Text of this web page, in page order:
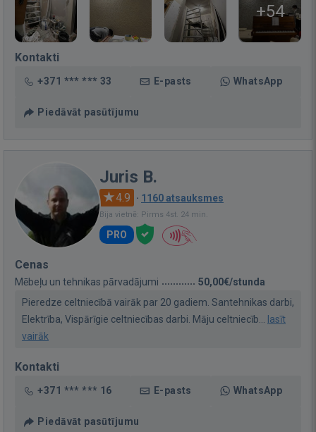
+54
Kontakti
+371 *** *** 33 E-pasts WhatsApp
Piedāvāt pasūtījumu
Juris B.
4.9 · 1160 atsauksmes
Bija vietnē: Pirms 4st. 24 min.
PRO
Cenas
Mēbeļu un tehnikas pārvadājumi
50,00€/stunda
Pieredze celtniecībā vairāk par 20 gadiem. Santehnikas darbi,
Elektrība, Vispārīgie celtniecības darbi. Māju celtniecīb... lasīt
vairāk
Kontakti
+371 *** *** 16 E-pasts WhatsApp
Piedāvāt pasūtījumu